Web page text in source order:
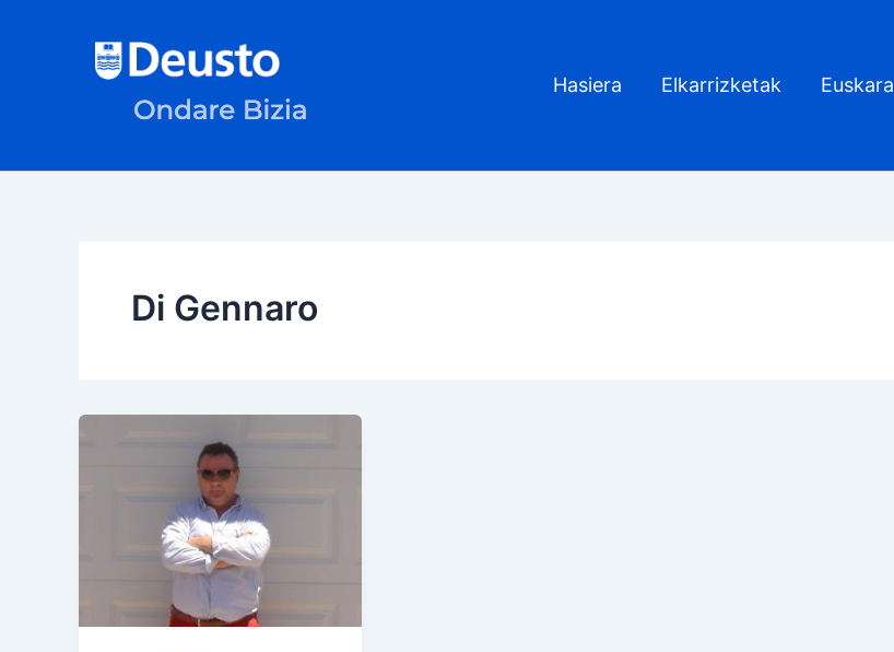
Hasiera Elkarrizketak Euskara
Di Gennaro